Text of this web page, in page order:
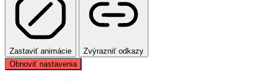
Zastaviť animácie
Zvýrazniť odkazy
Obnoviť nastavenia